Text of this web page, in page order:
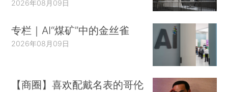
2026年08月09日
专栏｜AI“煤矿”中的金丝雀
2026年08月09日
【商圈】喜欢配戴名表的哥伦